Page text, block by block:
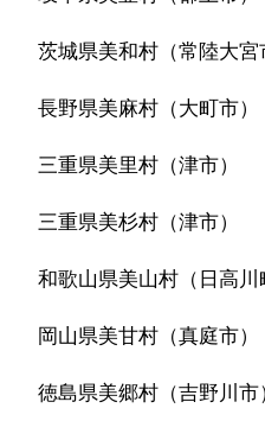
茨城県美和村（常陸大宮
長野県美麻村（大町市）
三重県美里村（津市）
三重県美杉村（津市）
和歌山県美山村（日高川
岡山県美甘村（真庭市）
徳島県美郷村（吉野川市